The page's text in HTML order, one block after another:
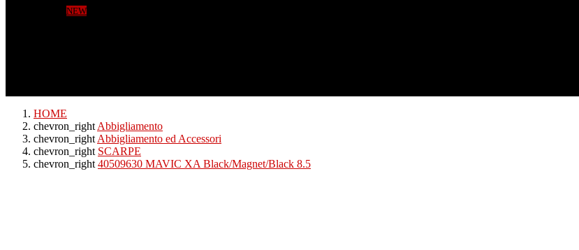
NEW
HOME
chevron_right Abbigliamento
chevron_right Abbigliamento ed Accessori
chevron_right SCARPE
chevron_right 40509630 MAVIC XA Black/Magnet/Black 8.5